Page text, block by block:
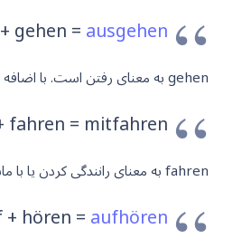
gehen =ausgehen
gehen به معنای رفتن است. با اضافه کردن پیشوند aus به آن فعل جدید ausgehen به معنای بیرون رفتن را می سازیم. (معنای فعل جدید به معنای فعل اصلی نزدیک است.)
fahren = mitfahren
fahren به معنای رانندگی کردن یا با ماشین رفتن است. با اضافه کردن پیشوند mit به آن فعل جدید mitfahren به معنای با کسی با ماشین رفتن را می سازیم. (معنای فعل جدید به معنای فعل اصلی نزدیک است.)
hören =aufhören